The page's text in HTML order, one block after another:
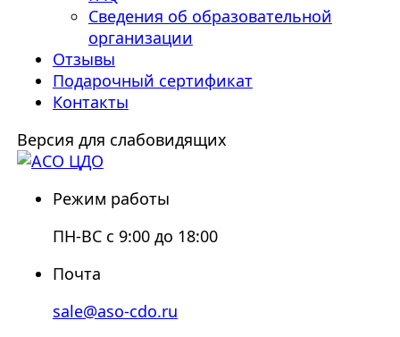
Сведения об образовательной
организации
Отзывы
Подарочный сертификат
Контакты
Версия для слабовидящих
Режим работы
ПН-ВС с 9:00 до 18:00
Почта
sale@aso-cdo.ru